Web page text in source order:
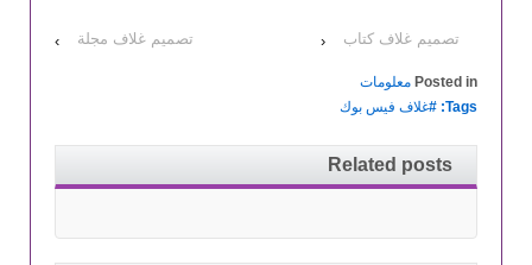
‹ تصميم غلاف كتاب تصميم غلاف مجلة ›
Posted in معلومات
Tags: #
غلاف فيس بوك
Related posts